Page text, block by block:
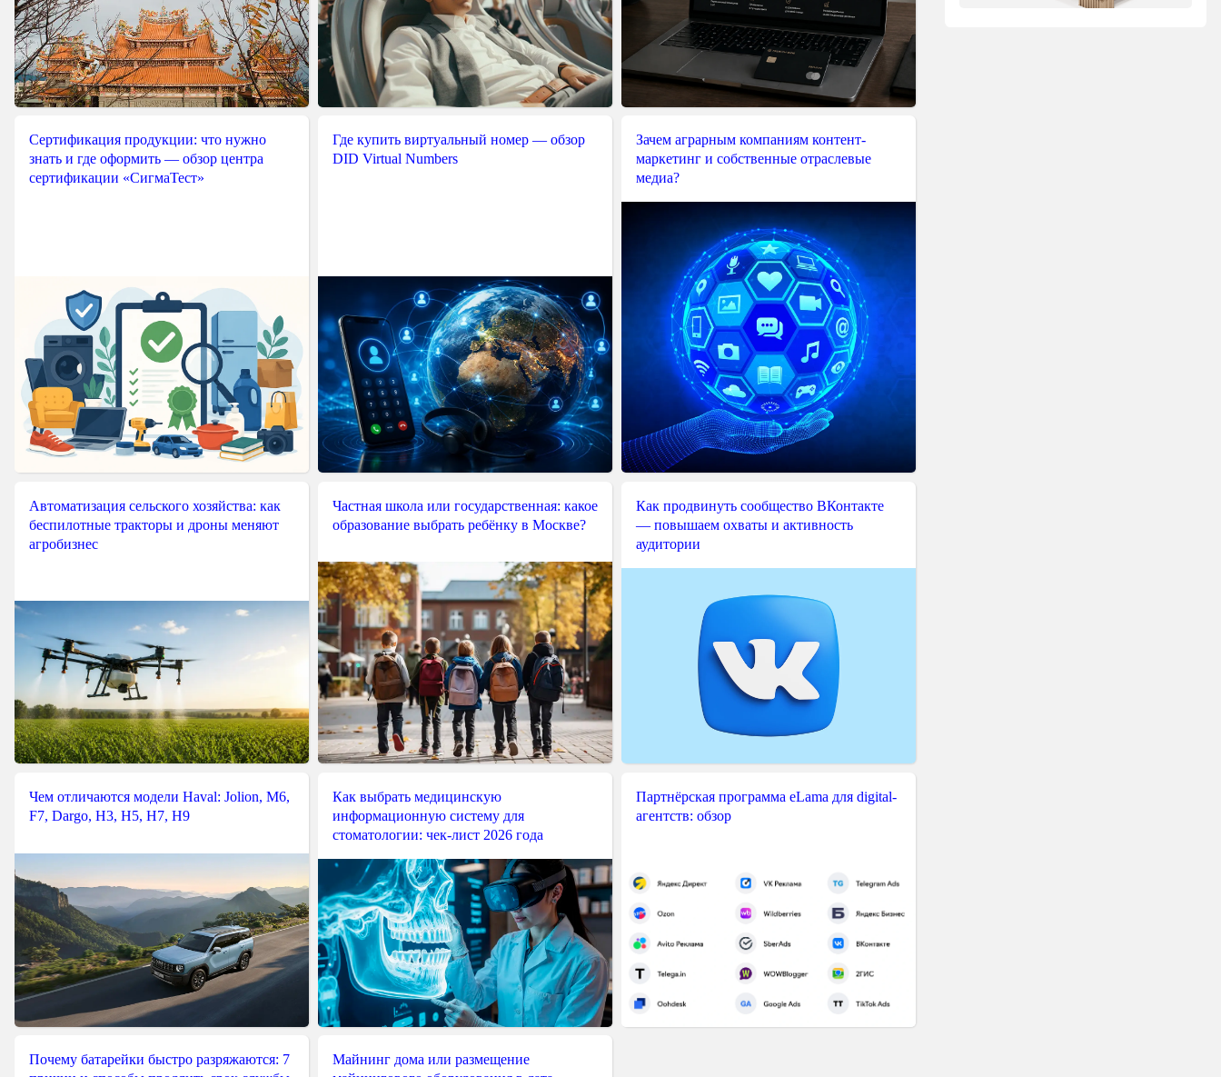
Сертификация продукции: что нужно
знать и где оформить — обзор центра
сертификации «СигмаТест»
Где купить виртуальный номер — обзор
DID Virtual Numbers
Зачем аграрным компаниям контент-
маркетинг и собственные отраслевые
медиа?
Автоматизация сельского хозяйства: как
беспилотные тракторы и дроны меняют
агробизнес
Частная школа или государственная: какое
образование выбрать ребёнку в Москве?
Как продвинуть сообщество ВКонтакте
— повышаем охваты и активность
аудитории
Чем отличаются модели Haval: Jolion, M6,
F7, Dargo, H3, H5, H7, H9
Как выбрать медицинскую
информационную систему для
стоматологии: чек-лист 2026 года
Партнёрская программа eLama для digital-
агентств: обзор
Почему батарейки быстро разряжаются: 7
Майнинг дома или размещение